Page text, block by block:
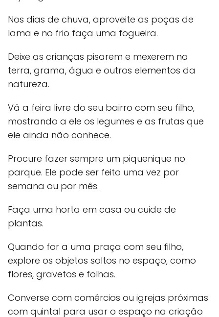
Nos dias de chuva, aproveite as poças de
lama e no frio faça uma fogueira.
Deixe as crianças pisarem e mexerem na
terra, grama, água e outros elementos da
natureza.
Vá a feira livre do seu bairro com seu filho,
mostrando a ele os legumes e as frutas que
ele ainda não conhece.
Procure fazer sempre um piquenique no
parque. Ele pode ser feito uma vez por
semana ou por mês.
Faça uma horta em casa ou cuide de
plantas.
Quando for a uma praça com seu filho,
explore os objetos soltos no espaço, como
flores, gravetos e folhas.
Converse com comércios ou igrejas próximas
com quintal para usar o espaço na criação